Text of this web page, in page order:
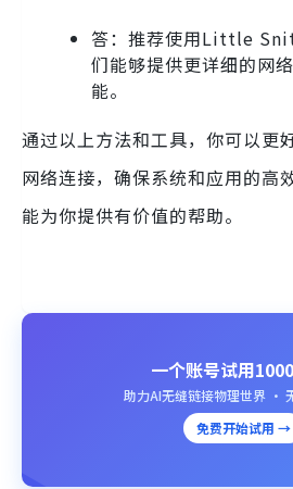
答：推荐使用Little
们能够提供更详细的网
能。
通过以上方法和工具，你可以更
网络连接，确保系统和应用的高
能为你提供有价值的帮助。
一个账号试用
助力AI无缝链接物理世界 ·
免费开始试用 →